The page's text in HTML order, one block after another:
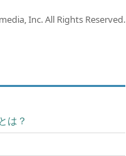
Inc. All Rights Reserved.
は？